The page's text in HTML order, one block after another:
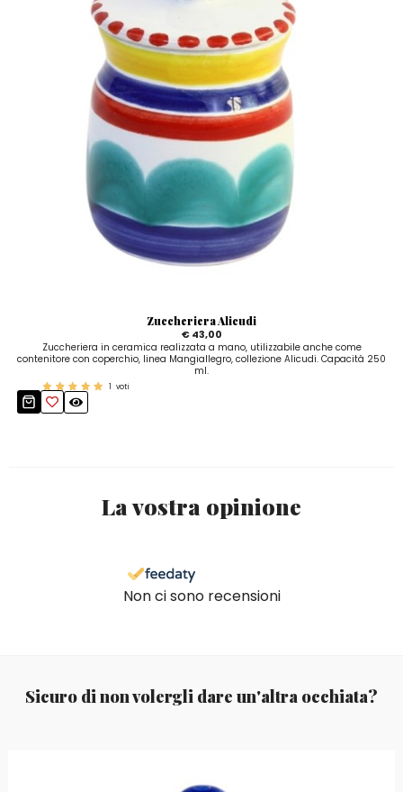
Zuccheriera Alicudi
€ 43,00
Zuccheriera in ceramica realizzata a mano, utilizzabile anche come
contenitore con coperchio, linea Mangiallegro, collezione Alicudi. Capacità 250
ml.
1 voti
La vostra opinione
Non ci sono recensioni
Sicuro di non volergli dare un'altra occhiata?